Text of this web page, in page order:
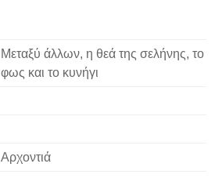
Μεταξύ άλλων, η θεά της σελήνης, το
φως και το κυνήγι
Αρχοντιά